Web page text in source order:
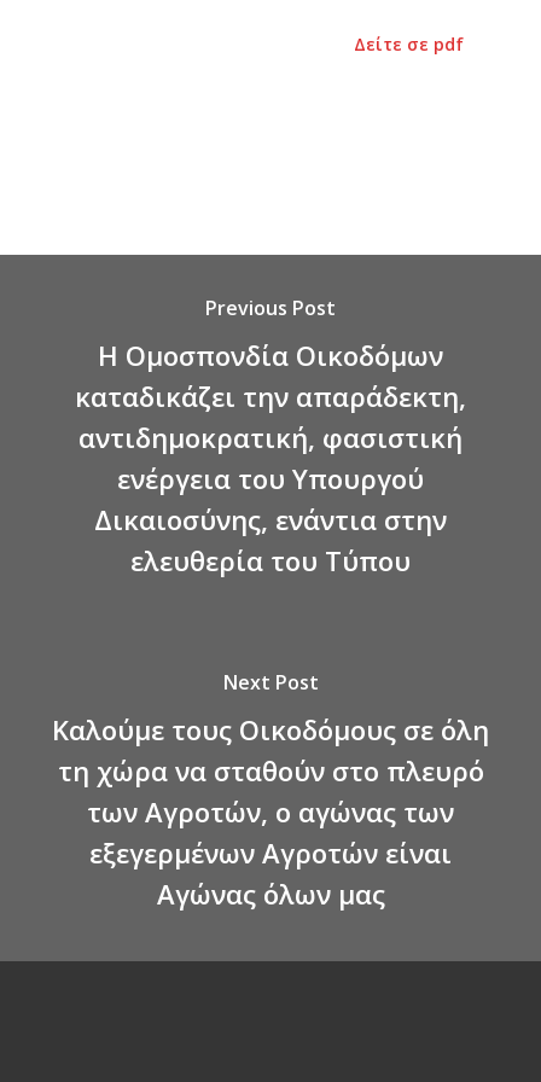
Δείτε σε pdf
Previous Post
Η Ομοσπονδία Οικοδόμων
καταδικάζει την απαράδεκτη,
αντιδημοκρατική, φασιστική
ενέργεια του Υπουργού
Δικαιοσύνης, ενάντια στην
ελευθερία του Τύπου
Next Post
Καλούμε τους Οικοδόμους σε όλη
τη χώρα να σταθούν στο πλευρό
των Αγροτών, ο αγώνας των
εξεγερμένων Αγροτών είναι
Αγώνας όλων μας